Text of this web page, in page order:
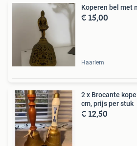
Koperen bel met
€ 15,00
Haarlem
2 x Brocante
cm, prijs per stuk
€ 12,50